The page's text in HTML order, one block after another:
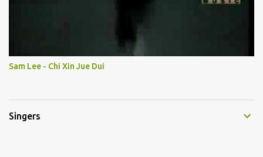
Sam Lee - Chi Xin Jue Dui
Singers